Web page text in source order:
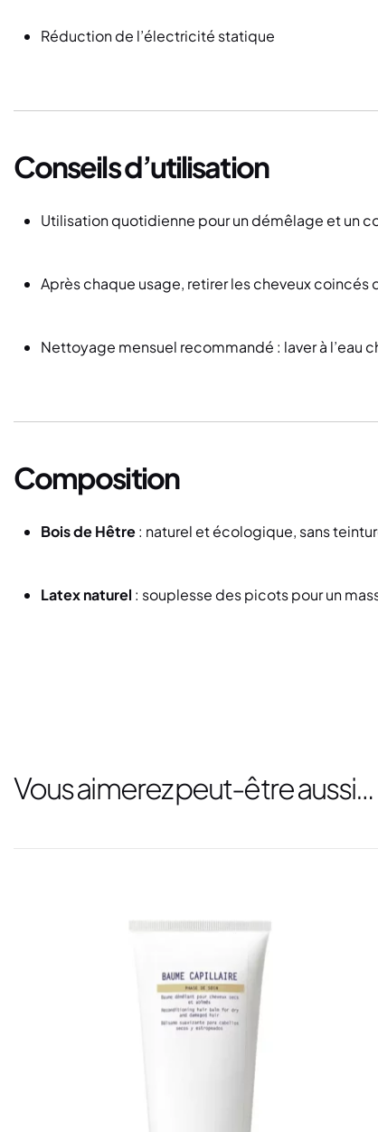
Réduction de l’électricité statique
Conseils d’utilisation
Utilisation quotidienne pour un démêlage et un
Après chaque usage, retirer les cheveux coincés
Nettoyage mensuel recommandé : laver à l’eau
Composition
Bois de Hêtre: naturel et écologique, sans
Latex naturel : souplesse des picots pour un
Vous aimerez peut-être aussi…